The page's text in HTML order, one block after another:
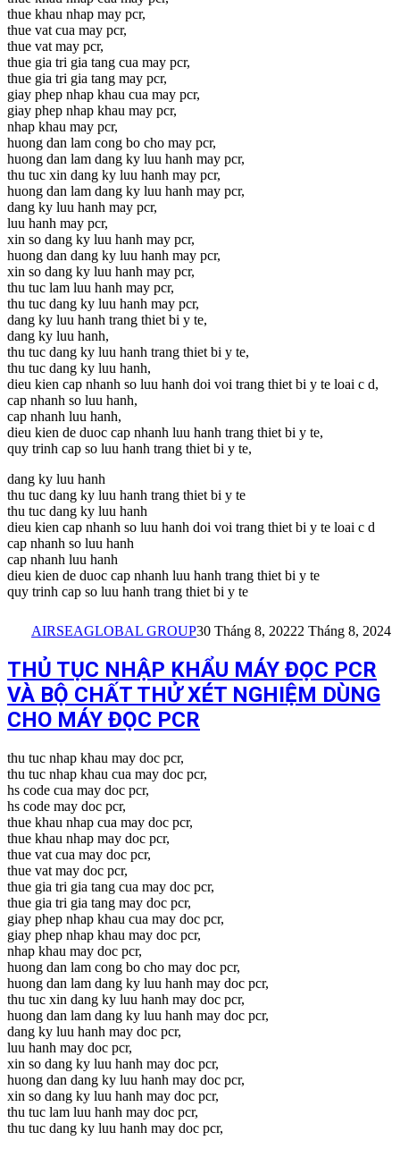
thue khau nhap may pcr,
thue vat cua may pcr,
thue vat may pcr,
thue gia tri gia tang cua may pcr,
thue gia tri gia tang may pcr,
giay phep nhap khau cua may pcr,
giay phep nhap khau may pcr,
nhap khau may pcr,
huong dan lam cong bo cho may pcr,
huong dan lam dang ky luu hanh may pcr,
thu tuc xin dang ky luu hanh may pcr,
huong dan lam dang ky luu hanh may pcr,
dang ky luu hanh may pcr,
luu hanh may pcr,
xin so dang ky luu hanh may pcr,
huong dan dang ky luu hanh may pcr,
xin so dang ky luu hanh may pcr,
thu tuc lam luu hanh may pcr,
thu tuc dang ky luu hanh may pcr,
dang ky luu hanh trang thiet bi y te,
dang ky luu hanh,
thu tuc dang ky luu hanh trang thiet bi y te,
thu tuc dang ky luu hanh,
dieu kien cap nhanh so luu hanh doi voi trang thiet bi y te loai c d,
cap nhanh so luu hanh,
cap nhanh luu hanh,
dieu kien de duoc cap nhanh luu hanh trang thiet bi y te,
quy trinh cap so luu hanh trang thiet bi y te,
dang ky luu hanh
thu tuc dang ky luu hanh trang thiet bi y te
thu tuc dang ky luu hanh
dieu kien cap nhanh so luu hanh doi voi trang thiet bi y te loai c d
cap nhanh so luu hanh
cap nhanh luu hanh
dieu kien de duoc cap nhanh luu hanh trang thiet bi y te
quy trinh cap so luu hanh trang thiet bi y te
AIRSEAGLOBAL GROUP30 Tháng 8, 20222 Tháng 8, 2024
THỦ TỤC NHẬP KHẨU MÁY ĐỌC PCR
VÀ BỘ CHẤT THỬ XÉT NGHIỆM DÙNG
CHO MÁY ĐỌC PCR
thu tuc nhap khau may doc pcr,
thu tuc nhap khau cua may doc pcr,
hs code cua may doc pcr,
hs code may doc pcr,
thue khau nhap cua may doc pcr,
thue khau nhap may doc pcr,
thue vat cua may doc pcr,
thue vat may doc pcr,
thue gia tri gia tang cua may doc pcr,
thue gia tri gia tang may doc pcr,
giay phep nhap khau cua may doc pcr,
giay phep nhap khau may doc pcr,
nhap khau may doc pcr,
huong dan lam cong bo cho may doc pcr,
huong dan lam dang ky luu hanh may doc pcr,
thu tuc xin dang ky luu hanh may doc pcr,
huong dan lam dang ky luu hanh may doc pcr,
dang ky luu hanh may doc pcr,
luu hanh may doc pcr,
xin so dang ky luu hanh may doc pcr,
huong dan dang ky luu hanh may doc pcr,
xin so dang ky luu hanh may doc pcr,
thu tuc lam luu hanh may doc pcr,
thu tuc dang ky luu hanh may doc pcr,